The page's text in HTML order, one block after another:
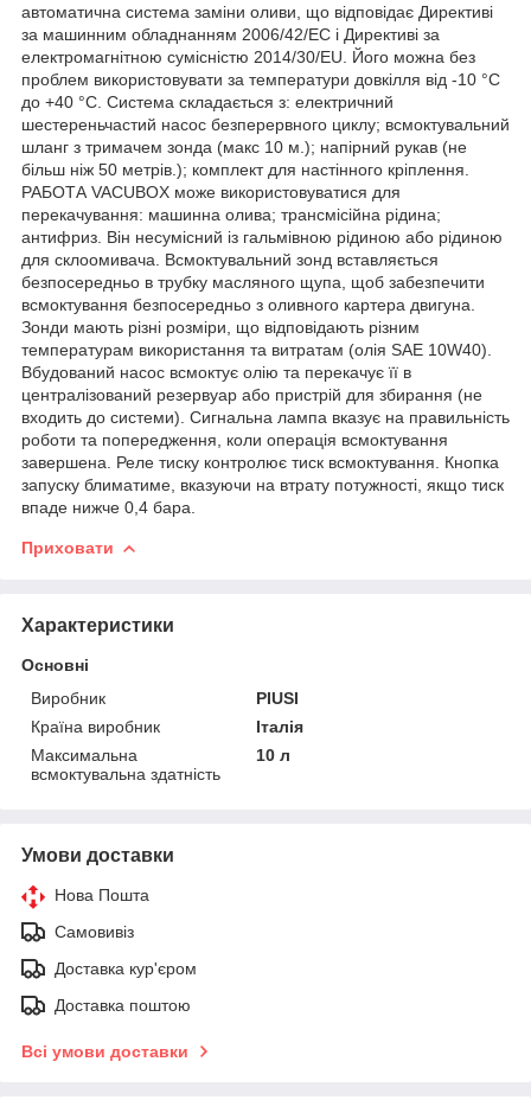
автоматична система заміни оливи, що відповідає Директиві
за машинним обладнанням 2006/42/EC і Директиві за
електромагнітною сумісністю 2014/30/EU. Його можна без
проблем використовувати за температури довкілля від -10 °C
до +40 °C. Система складається з: електричний
шестереньчастий насос безперервного циклу; всмоктувальний
шланг з тримачем зонда (макс 10 м.); напірний рукав (не
більш ніж 50 метрів.); комплект для настінного кріплення.
РАБОТА VACUBOX може використовуватися для
перекачування: машинна олива; трансмісійна рідина;
антифриз. Він несумісний із гальмівною рідиною або рідиною
для склоомивача. Всмоктувальний зонд вставляється
безпосередньо в трубку масляного щупа, щоб забезпечити
всмоктування безпосередньо з оливного картера двигуна.
Зонди мають різні розміри, що відповідають різним
температурам використання та витратам (олія SAE 10W40).
Вбудований насос всмоктує олію та перекачує її в
централізований резервуар або пристрій для збирання (не
входить до системи). Сигнальна лампа вказує на правильність
роботи та попередження, коли операція всмоктування
завершена. Реле тиску контролює тиск всмоктування. Кнопка
запуску блиматиме, вказуючи на втрату потужності, якщо тиск
впаде нижче 0,4 бара.
Приховати
Характеристики
Основні
Виробник
PIUSI
Країна виробник
Італія
Максимальна
всмоктувальна здатність
10 л
Умови доставки
Нова Пошта
Самовивіз
Доставка кур'єром
Доставка поштою
Всі умови доставки